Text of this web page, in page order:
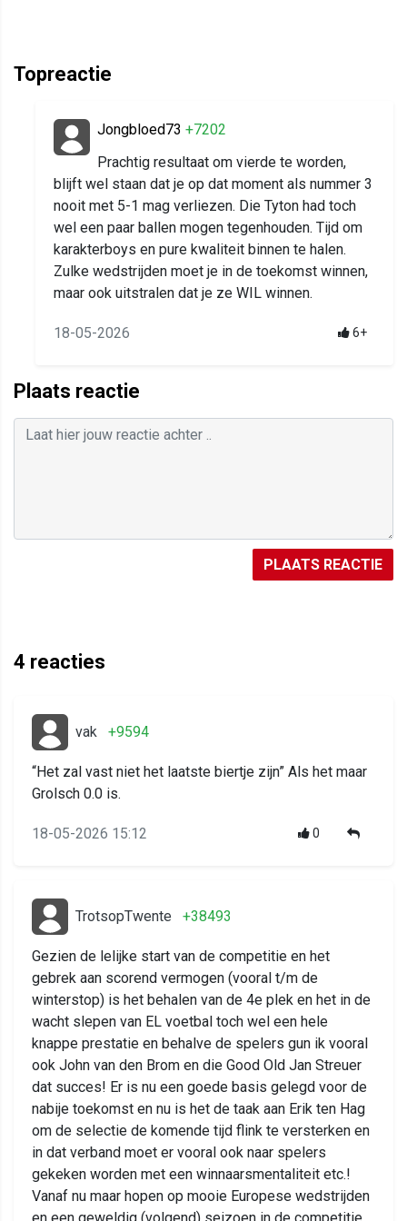
Topreactie
Jongbloed73 +7202
Prachtig resultaat om vierde te worden,
blijft wel staan dat je op dat moment als nummer 3
nooit met 5-1 mag verliezen. Die Tyton had toch
wel een paar ballen mogen tegenhouden. Tijd om
karakterboys en pure kwaliteit binnen te halen.
Zulke wedstrijden moet je in de toekomst winnen,
maar ook uitstralen dat je ze WIL winnen.
18-05-2026 6+
Plaats reactie
PLAATS REACTIE
4 reacties
vak +9594
“Het zal vast niet het laatste biertje zijn” Als het maar
Grolsch 0.0 is.
18-05-2026 15:12 0
TrotsopTwente +38493
Gezien de lelijke start van de competitie en het
gebrek aan scorend vermogen (vooral t/m de
winterstop) is het behalen van de 4e plek en het in de
wacht slepen van EL voetbal toch wel een hele
knappe prestatie en behalve de spelers gun ik vooral
ook John van den Brom en die Good Old Jan Streuer
dat succes! Er is nu een goede basis gelegd voor de
nabije toekomst en nu is het de taak aan Erik ten Hag
om de selectie de komende tijd flink te versterken en
in dat verband moet er vooral ook naar spelers
gekeken worden met een winnaarsmentaliteit etc.!
Vanaf nu maar hopen op mooie Europese wedstrijden